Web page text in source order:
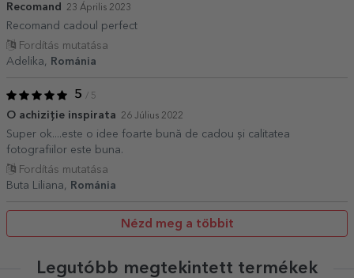
Recomand 23 Április 2023
Recomand cadoul perfect
Fordítás mutatása
Adelika,
Románia
5 / 5
O achiziție inspirata 26 Július 2022
Super ok....este o idee foarte bună de cadou și calitatea
fotografiilor este buna.
Fordítás mutatása
Buta Liliana,
Románia
Nézd meg a többit
Legutóbb megtekintett termékek